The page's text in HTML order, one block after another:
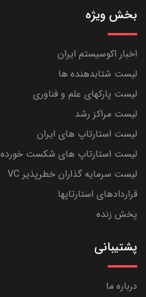
بخش ویژه
اخبار اکوسیستم ایران
لیست شتابدهنده ها
لیست پارکهای علم و فناوری
لیست مراکز رشد
لیست استارتاپ های ایران
لیست استارتاپ های شکست خورده
لیست سرمایه گذاران خطرپذیر VC
قراردادهای استارتاپها
پخش زنده
پشتیبانی
درباره ما